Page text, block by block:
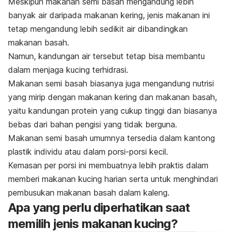
banyak air daripada makanan kering, jenis makanan ini
tetap mengandung lebih sedikit air dibandingkan
makanan basah.
Namun, kandungan air tersebut tetap bisa membantu
dalam menjaga kucing terhidrasi.
Makanan semi basah biasanya juga mengandung nutrisi
yang mirip dengan makanan kering dan makanan basah,
yaitu kandungan protein yang cukup tinggi dan biasanya
bebas dari bahan pengisi yang tidak berguna.
Makanan semi basah umumnya tersedia dalam kantong
plastik individu atau dalam porsi-porsi kecil.
Kemasan per porsi ini membuatnya lebih praktis dalam
memberi makanan kucing harian serta untuk menghindari
pembusukan makanan basah dalam kaleng.
Apa yang perlu diperhatikan saat
memilih jenis makanan kucing?